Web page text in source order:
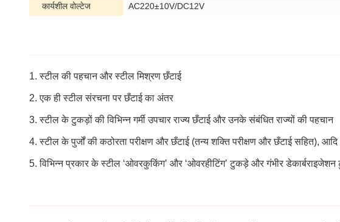
कार्यशील वोल्टेज AC220±10V/DC12V
1. स्टील की पहचान और स्टील मिश्रण छँटाई
2. एक ही स्टील संरचना पर छँटाई का अंतर
3. स्टील के टुकड़ों की विभिन्न गर्मी उपचार राज्य छँटाई और उनके संबंधित राज्यों की पहचान
4. स्टील के पुर्जों की कठोरता परीक्षण और छँटाई (तन्य शक्ति परीक्षण और छँटाई सहित),
5. विभिन्न प्रकार के स्टील ‘ओवरकुकिंग’ और ‘ओवरहीटिंग’ टुकड़े और गंभीर